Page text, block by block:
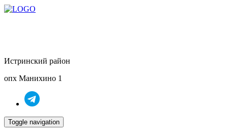
Истринский район
опх Манихино 1
Toggle navigation